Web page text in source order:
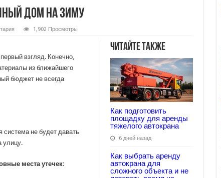
дом на зиму
1,902 Просмотры
Читайте также
Как подготовить
площадку для аренды
тяжелого автокрана
6 дней назад
Как выбрать аренду
автокрана для
сложного объекта и не
взгляд. Конечно,
из ближайшего
бюджет не всегда
не будет давать
улицу.
места утечек: